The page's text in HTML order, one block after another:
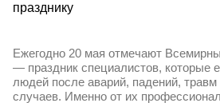
празднику
Ежегодно 20 мая отмечают
— праздник специалистов, которые
людей после аварий, падений, травм
случаев. Именно от их